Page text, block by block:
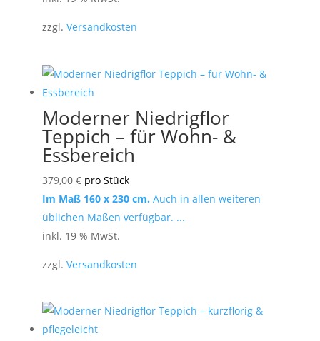
zzgl. Versandkosten
Moderner Niedrigflor
Teppich – für Wohn- &
Essbereich
379,00 € pro Stück
Im Maß 160 x 230 cm. Auch in allen weiteren
üblichen Maßen verfügbar. ...
inkl. 19 % MwSt.
zzgl. Versandkosten